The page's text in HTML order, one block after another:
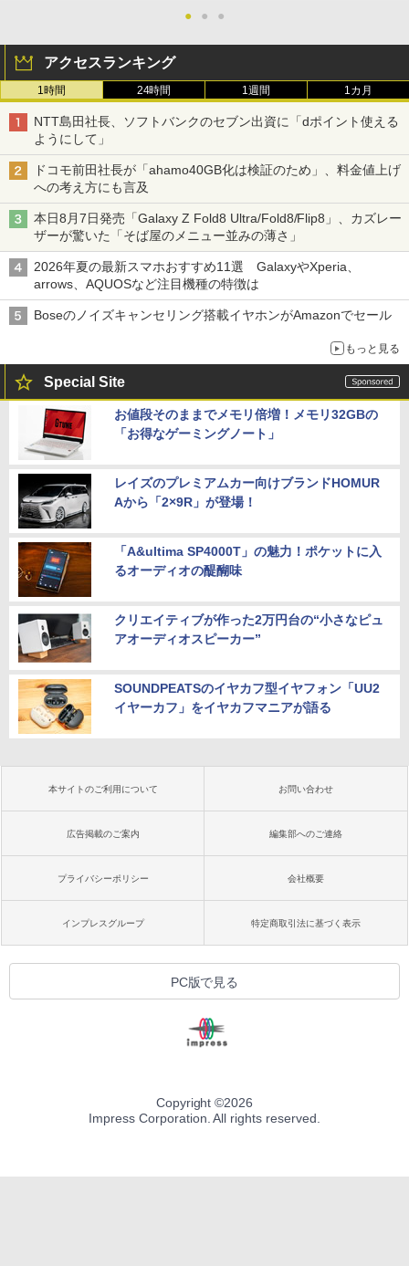
● ● ●
アクセスランキング
1時間 24時間 1週間 1カ月
NTT島田社長、ソフトバンクのセブン出資に「dポイント使える
ようにして」
ドコモ前田社長が「ahamo40GB化は検証のため」、料金値上げ
への考え方にも言及
本日8月7日発売「Galaxy Z Fold8 Ultra/Fold8/Flip8」、カズレー
ザーが驚いた「そば屋のメニュー並みの薄さ」
2026年夏の最新スマホおすすめ11選 GalaxyやXperia、
arrows、AQUOSなど注目機種の特徴は
Boseのノイズキャンセリング搭載イヤホンがAmazonでセール
もっと見る
Special Site
お値段そのままでメモリ倍増！メモリ32GBの
「お得なゲーミングノート」
レイズのプレミアムカー向けブランドHOMUR
Aから「2×9R」が登場！
「A&ultima SP4000T」の魅力！ポケットに入
るオーディオの醍醐味
クリエイティブが作った2万円台の“小さなピュ
アオーディオスピーカー”
SOUNDPEATSのイヤカフ型イヤフォン「UU2
イヤーカフ」をイヤカフマニアが語る
本サイトのご利用について お問い合わせ
広告掲載のご案内 編集部へのご連絡
プライバシーポリシー 会社概要
インプレスグループ 特定商取引法に基づく表示
PC版で見る
Copyright ©2026
Impress Corporation. All rights reserved.